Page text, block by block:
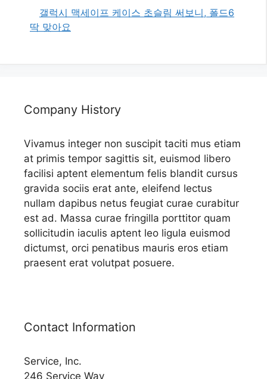
갤럭시 맥세이프 케이스 초슬림 써보니, 폴드6
딱 맞아요
Company History
Vivamus integer non suscipit taciti mus etiam
at primis tempor sagittis sit, euismod libero
facilisi aptent elementum felis blandit cursus
gravida sociis erat ante, eleifend lectus
nullam dapibus netus feugiat curae curabitur
est ad. Massa curae fringilla porttitor quam
sollicitudin iaculis aptent leo ligula euismod
dictumst, orci penatibus mauris eros etiam
praesent erat volutpat posuere.
Contact Information
Service, Inc.
246 Service Way